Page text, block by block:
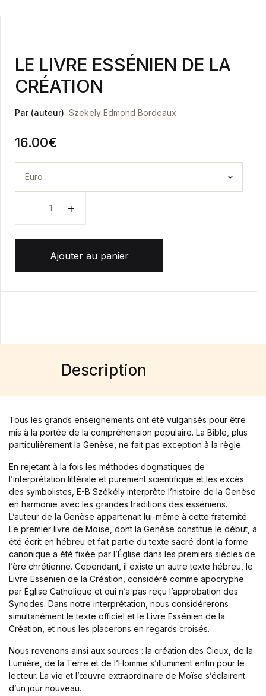
Romance
Sports & Outdoors
Travel
Home Pages
Single Product
Shop Pages
Shop List
Documentation
Home v6
Home v8
Home v9
Home v11
Home v12
Home v13
Single Product v1
Single Product v2
Single Product v3
Single Product v4
Single Product v5
Single Product v6
Single Product v7
Shop Cart
Shop Checkout
Shop My account
Shop List v1
Shop List v2
Shop List v3
LE LIVRE ESSÉNIEN DE LA
CRÉATION
Par (auteur) Szekely Edmond Bordeaux
16.00€
Ajouter au panier
Description
Tous les grands enseignements ont été vulgarisés pour être
mis à la portée de la compréhension populaire. La Bible, plus
particulièrement la Genèse, ne fait pas exception à la règle.
En rejetant à la fois les méthodes dogmatiques de
l’interprétation littérale et purement scientifique et les excès
des symbolistes, E-B Székély interprète l’histoire de la Genèse
en harmonie avec les grandes traditions des esséniens.
L’auteur de la Genèse appartenait lui-même à cette fraternité.
Le premier livre de Moïse, dont la Genèse constitue le début, a
été écrit en hébreu et fait partie du texte sacré dont la forme
canonique a été fixée par l’Église dans les premiers siècles de
l’ère chrétienne. Cependant, il existe un autre texte hébreu, le
Livre Essénien de la Création, considéré comme apocryphe
par Église Catholique et qui n’a pas reçu l’approbation des
Synodes. Dans notre interprétation, nous considérerons
simultanément le texte officiel et le Livre Essénien de la
Création, et nous les placerons en regards croisés.
Nous revenons ainsi aux sources : la création des Cieux, de la
Lumière, de la Terre et de l’Homme s’illuminent enfin pour le
lecteur. La vie et l’œuvre extraordinaire de Moïse s’éclairent
d’un jour nouveau.